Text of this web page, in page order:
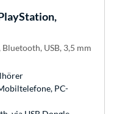
USB, 3,5 mm
PC-